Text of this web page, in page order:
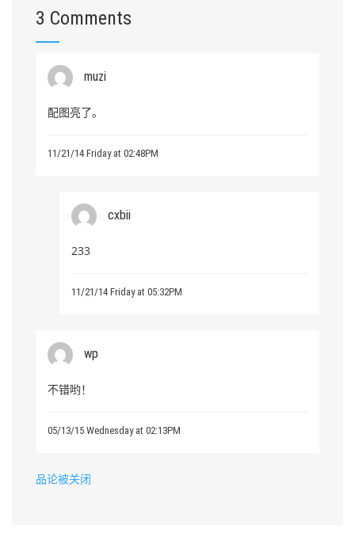
3 Comments
muzi
配图亮了。
11/21/14 Friday at 02:48PM
cxbii
233
11/21/14 Friday at 05:32PM
wp
不错哟！
05/13/15 Wednesday at 02:13PM
品论被关闭